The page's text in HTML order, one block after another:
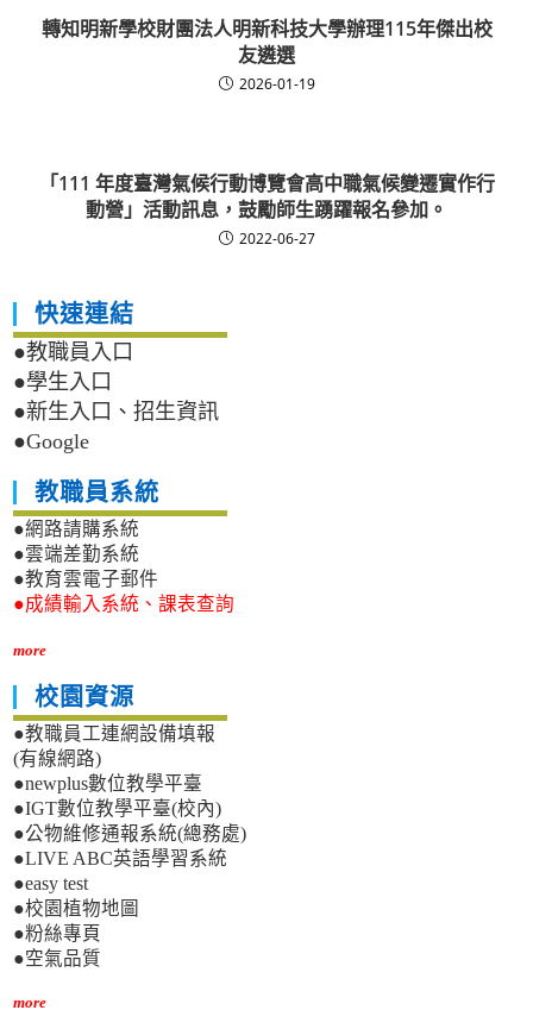
轉知明新學校財團法人明新科技大學辦理115年傑出校
友遴選
2026-01-19
「111 年度臺灣氣候行動博覽會高中職氣候變遷實作行
動營」活動訊息，鼓勵師生踴躍報名參加。
2022-06-27
快速連結
●教職員入口
●學生入口
●新生入口、招生資訊
●Google
教職員系統
●網路請購系統
●雲端差勤系統
●教育雲電子郵件
●成績輸入系統、課表查詢
more
校園資源
●教職員工連網設備填報
(有線網路)
●newplus數位教學平臺
●IGT數位教學平臺(校內)
●公物維修通報系統(總務處)
●LIVE ABC英語學習系統
●easy test
●校園植物地圖
●粉絲專頁
●空氣品質
more